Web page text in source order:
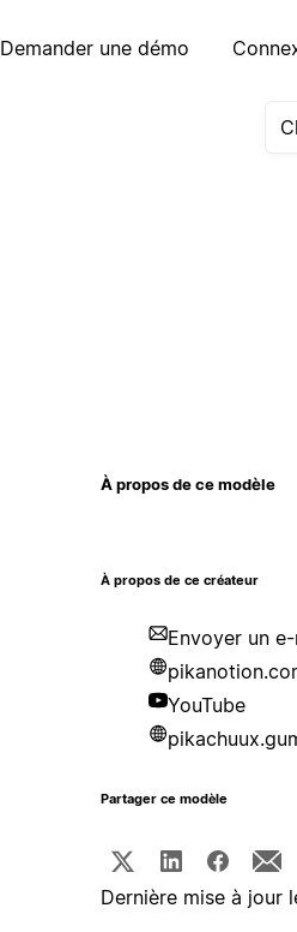
Demander une démo
À propos de ce modèle
À propos de ce créateur
Envoyer un
YouTube
Partager ce modèle
Dernière mise à jour